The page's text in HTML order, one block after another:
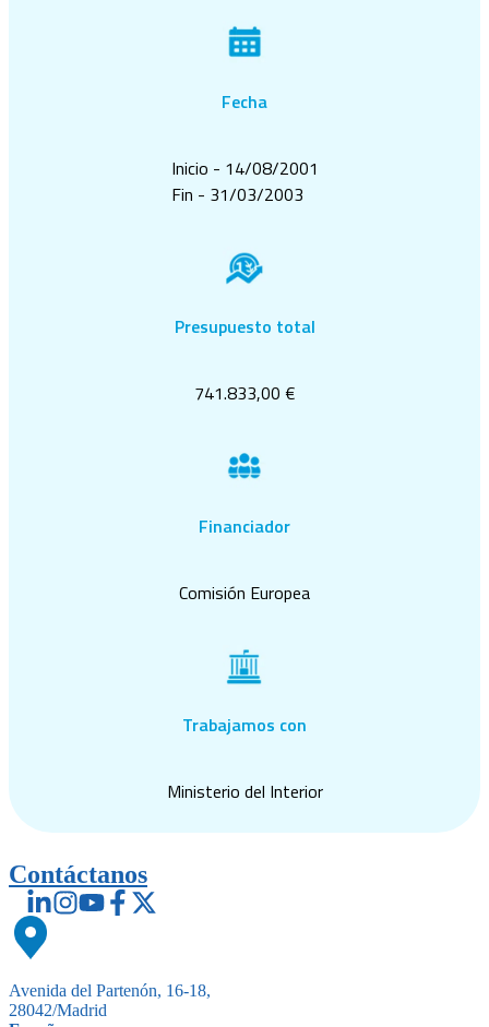
Fecha
Inicio - 14/08/2001
Fin - 31/03/2003
Presupuesto total
741.833,00 €
Financiador
Comisión Europea
Trabajamos con
Ministerio del Interior
Contáctanos
Avenida del Partenón, 16-18,
28042/Madrid